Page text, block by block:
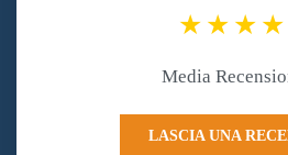
Media
LASCIA UNA